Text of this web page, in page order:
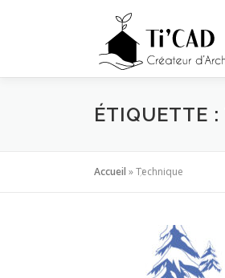
ÉTIQUETTE :
Accueil »Technique